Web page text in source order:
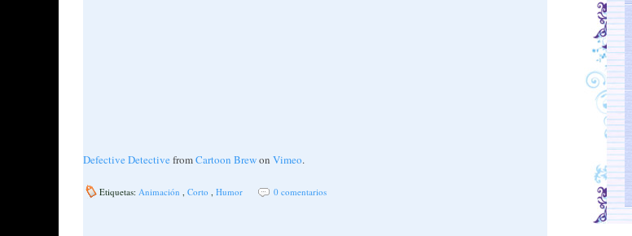
Defective Detective fromCartoon Brewon Vimeo.
Etiquetas: Animación Corto Humor 0 comentarios